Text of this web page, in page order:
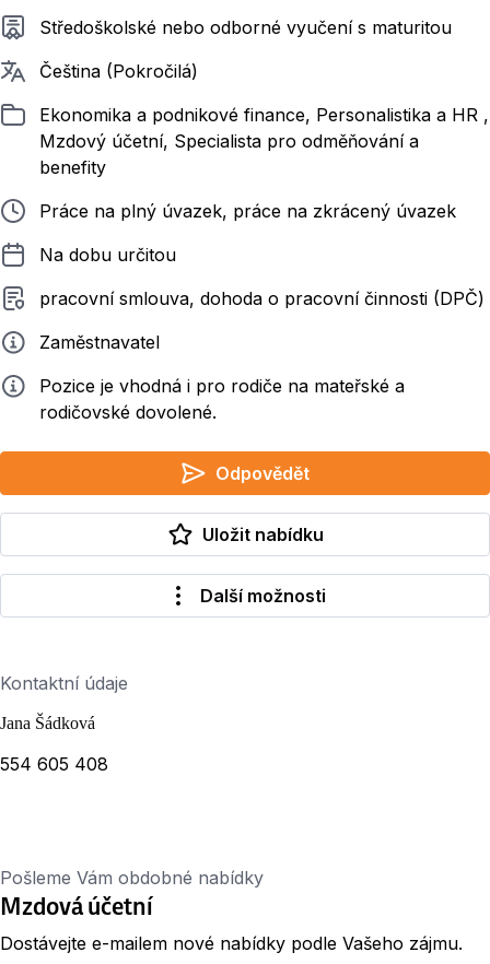
Požadované vzdělání
Středoškolské nebo odborné vyučení s maturitou
Požadované jazyky
Čeština (Pokročilá)
ZařazenoEkonomika a podnikové finance, Personalistika a HR ,
Mzdový účetní, Specialista pro odměňování a
benefity
Typ pracovního poměru
Práce na plný úvazek, práce na zkrácený úvazek
Délka pracovního poměru
Na dobu určitou
Typ smluvního vztahu
pracovní smlouva, dohoda o pracovní činnosti (DPČ)
ZadavatelZaměstnavatel
Info
Pozice je vhodná i pro rodiče na mateřské a
rodičovské dovolené.
Odpovědět
Uložit nabídku
Další možnosti
Kontaktní údaje
Jana Šádková
554 605 408
Pošleme Vám obdobné nabídky
Mzdová účetní
Dostávejte e-mailem nové nabídky podle Vašeho zájmu.